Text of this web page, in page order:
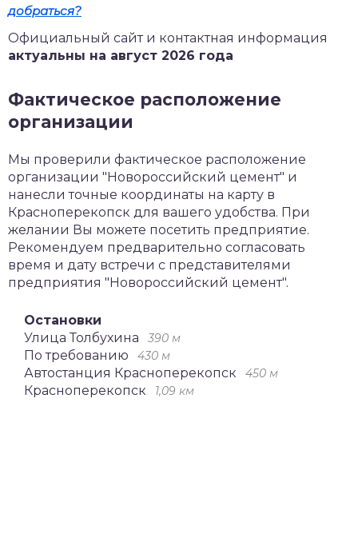
добраться?
Официальный сайт и контактная информация
актуальны на август 2026 года
Фактическое расположение
организации
Мы проверили фактическое расположение
организации "Новороссийский цемент" и
нанесли точные координаты на карту в
Красноперекопск для вашего удобства. При
желании Вы можете посетить предприятие.
Рекомендуем предварительно согласовать
время и дату встречи с представителями
предприятия "Новороссийский цемент".
Остановки
Улица Толбухина
390 м
По требованию 430 м
Автостанция Красноперекопск 450 м
Красноперекопск 1,09 км